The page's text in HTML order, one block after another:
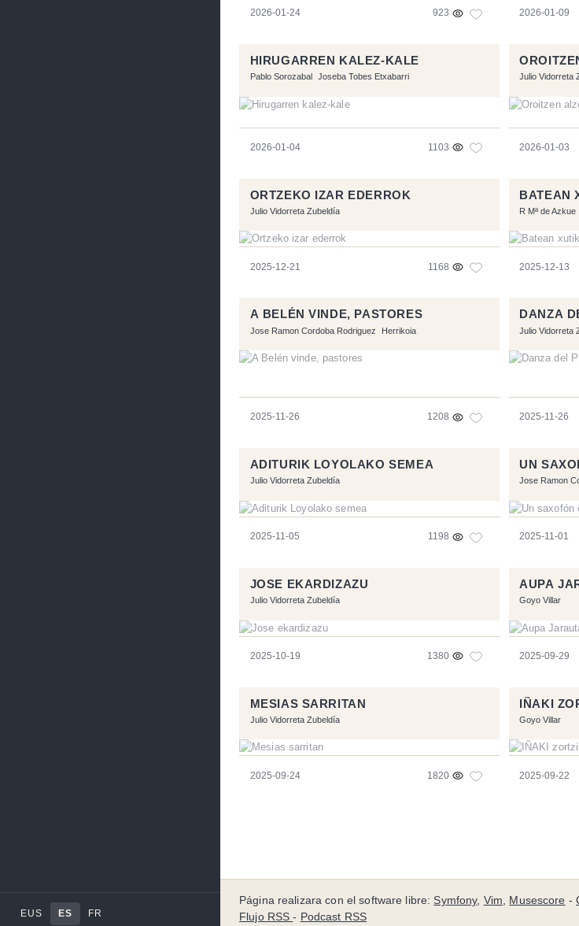
EUS ES FR
2026-01-24 923 2026-01-09
HIRUGARREN KALEZ-KALE
Pablo Sorozabal Joseba Tobes Etxabarri
2026-01-04 1103
Julio Vidorreta
2026-01-03
ORTZEKO IZAR EDERROK
Julio Vidorreta Zubeldía
2025-12-21 1168
BATEAN
R Mª de Azkue
2025-12-13
A BELÉN VINDE, PASTORES
Jose Ramon Cordoba Rodriguez Herrikoia
2025-11-26 1208
DANZA
Julio Vidorreta
2025-11-26
ADITURIK LOYOLAKO SEMEA
Julio Vidorreta Zubeldía
2025-11-05 1198
UN
Jose Ramon
2025-11-01
JOSE EKARDIZAZU
Julio Vidorreta Zubeldía
2025-10-19 1380
AUPA
Goyo Villar
2025-09-29
MESIAS SARRITAN
Julio Vidorreta Zubeldía
2025-09-24 1820
IÑAKI
Goyo Villar
2025-09-22
Página realizara con el software libre:Symfony, Vim, Musescore -
Flujo RSS- Podcast RSS